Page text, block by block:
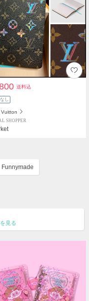
送料込
し
SHOPPER
Funnymade
見る